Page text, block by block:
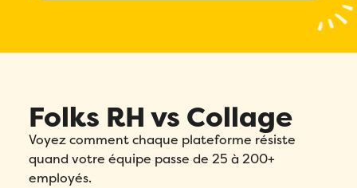
Folks RH vs Collage
Voyez comment chaque plateforme résiste
quand votre équipe passe de 25 à 200+
employés.